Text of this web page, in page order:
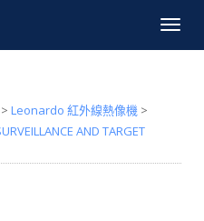
Toggle
> Leonardo 紅外線熱像機 >
AND TARGET